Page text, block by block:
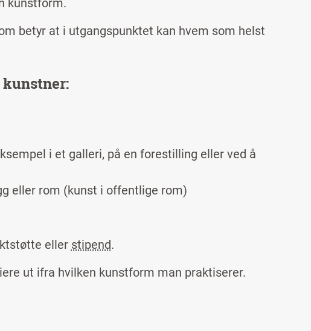
kunstform.
betyr at i utgangspunktet kan hvem som helst
i et galleri, på en forestilling eller ved å
eller rom (kunst i offentlige rom)
eller stipend.
ut ifra hvilken kunstform man praktiserer.